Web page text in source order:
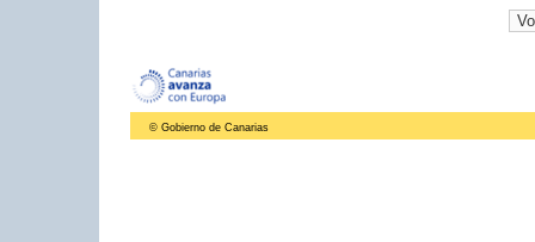
© Gobierno de Canarias